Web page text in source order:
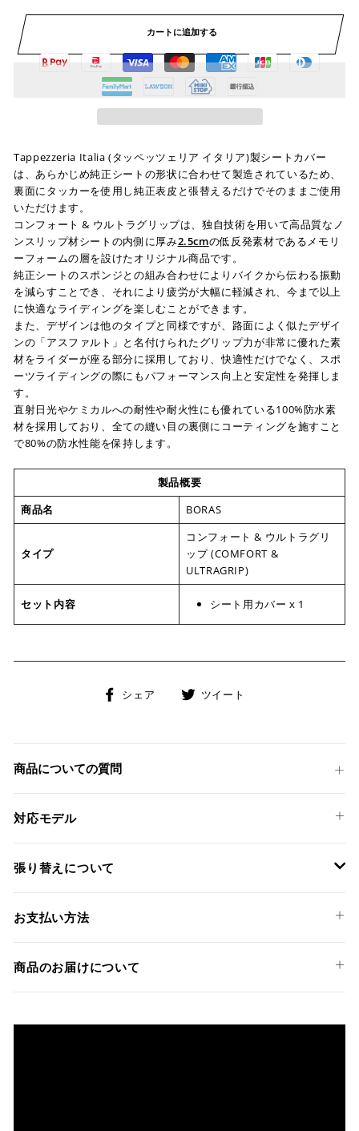
カートに追加する
Tappezzeria Italia (タッペッツェリア イタリア)製シートカバー
は、あらかじめ純正シートの形状に合わせて製造されているため、
裏面にタッカーを使用し純正表皮と張替えるだけでそのままご使用
いただけます。
コンフォート & ウルトラグリップは、独自技術を用いて高品質なノ
ンスリップ材シートの内側に厚み2.5cmの低反発素材であるメモリ
ーフォームの層を設けたオリジナル商品です。
純正シートのスポンジとの組み合わせによりバイクから伝わる振動
を減らすことでき、それにより疲労が大幅に軽減され、今まで以上
に快適なライディングを楽しむことができます。
また、デザインは他のタイプと同様ですが、路面によく似たデザイ
ンの「アスファルト」と名付けられたグリップ力が非常に優れた素
材をライダーが座る部分に採用しており、快適性だけでなく、スポ
ーツライディングの際にもパフォーマンス向上と安定性を発揮しま
す。
直射日光やケミカルへの耐性や耐火性にも優れている100%防水素
材を採用しており、全ての縫い目の裏側にコーティングを施すこと
で80%の防水性能を保持します。
製品概要
商品名
BORAS
タイプ
コンフォート & ウルトラグリ
ップ (COMFORT &
ULTRAGRIP)
セット内容 シート用カバー x 1
シェア
Facebook
ェ
る
ツイート
稿
商品についての質問
対応モデル
APRILIA
TUAREG 660 '21-25
張り替えについて
装着には専門知識のあるディーラーやショップでの作業を推
を承っております。
お支払い方法
クレジットカード
商品のお届けについて